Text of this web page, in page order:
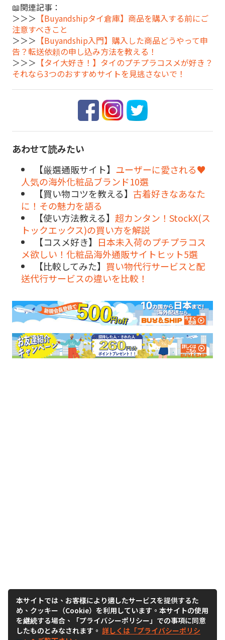
📖関連記事：
＞＞＞ 【Buyandshipタイ倉庫】商品を購入する前にご
注意すべきこと
＞＞＞ 【Buyandship入門】購入した商品どうやって申
告？転送依頼の申し込み方法を教える！
＞＞＞ 【タイ大好き！】タイのプチプラコスメが好き？
それなら3つのおすすめサイトを見逃さないで！
あわせて読みたい
【厳選通販サイト】 ユーザーに愛される♥
人気の海外化粧品ブランド10選
【買い物コツを教える】 古着好きなあなた
に！その魅力を語る
【使い方法教える】 超カンタン！StockX(ス
トックエックス)の買い方を解説
【コスメ好き】 日本未入荷のプチプラコス
メ欲しい！化粧品海外通販サイトヒット5選
【比較してみた】 買い物代行サービスと配
送代行サービスの違いを比較！
本サイトでは、お客様により適したサービスを提供するた
め、クッキー（Cookie）を利用しています。本サイトの使用
を継続する場合、「プライバシーポリシー」での事項に同意
したものとみなされます。 詳しくは「プライバシーポリシ